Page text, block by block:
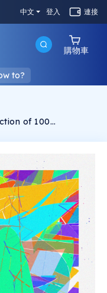
中文 登入 連接
購物車
to?
of 100
created using p5js,
2021/09/04 by
be reconstructed
script, each
can be found in the